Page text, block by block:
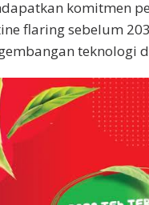
komitmen
flaring sebelum
teknologi